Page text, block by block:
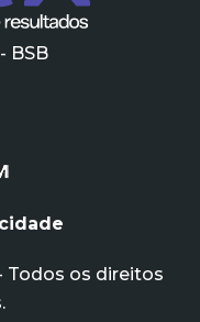
BSB
Todos os direitos